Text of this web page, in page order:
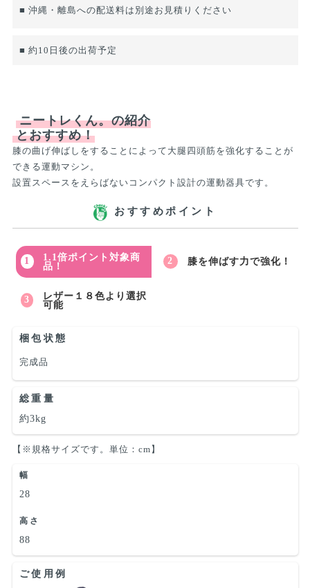
■ 沖縄・離島への配送料は別途お見積りください
■ 約10日後の出荷予定
ニートレくん。の紹介
とおすすめ！
膝の曲げ伸ばしをすることによって大腿四頭筋を強化することが
できる運動マシン。
設置スペースをえらばないコンパクト設計の運動器具です。
おすすめポイント
1.1倍ポイント対象商
品！
膝を伸ばす力で強化！
レザー１８色より選択
可能
梱包状態
完成品
総重量
約3kg
【※規格サイズです。単位：cm】
幅
28
高さ
88
ご使用例